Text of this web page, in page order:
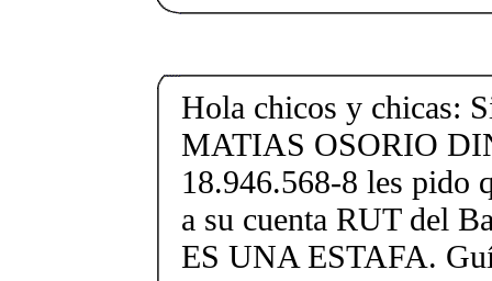
Hola chicos y chicas:
MATIAS OSORIO
18.946.568-8 les pido
a su cuenta RUT del
ES UNA ESTAFA.